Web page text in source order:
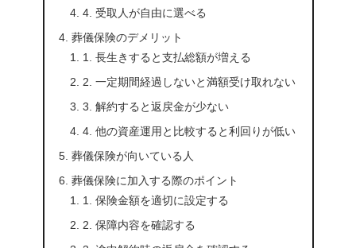
4. 受取人が自由に選べる
葬儀保険のデメリット
1. 長生きすると支払総額が増える
2. 一定期間経過しないと満額受け取れない
3. 解約すると返戻金が少ない
4. 他の資産運用と比較すると利回りが低い
葬儀保険が向いている人
葬儀保険に加入する際のポイント
1. 保険金額を適切に設定する
2. 保障内容を確認する